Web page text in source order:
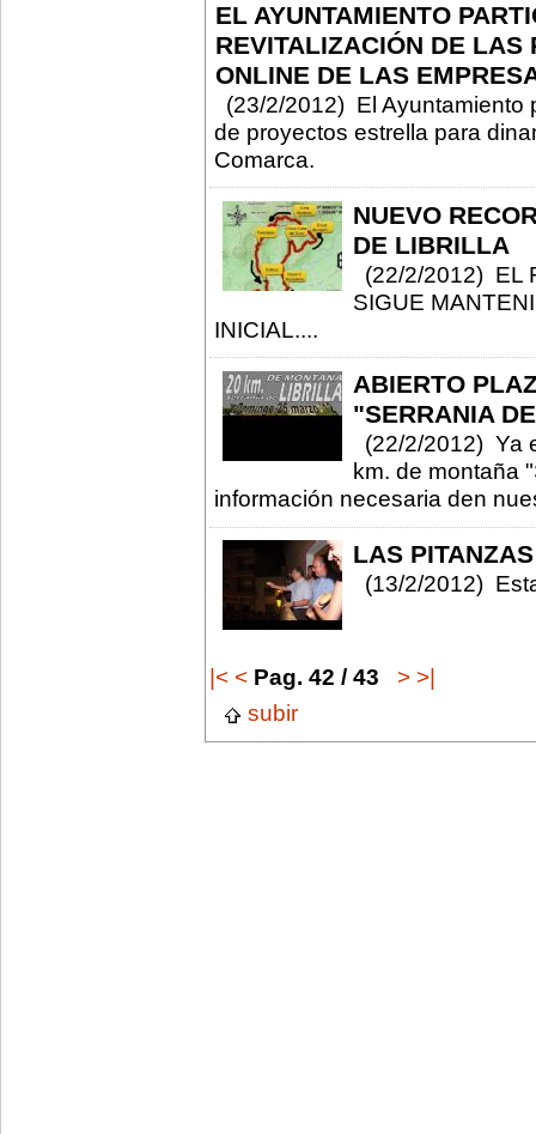
EL AYUNTAMIENTO
REVITALIZACIÓN DE LAS
ONLINE DE LAS
(23/2/2012) El Ayuntamiento
de proyectos estrella para
Comarca.
NUEVO
DE LIBRILLA
(22/2/2012) EL
SIGUE
INICIAL....
ABIERTO
"SERRANIA
(22/2/2012) Ya
km. de montaña
información necesaria den
LAS
(13/2/2012)
|< < Pag. 42 / 43 > >|
subir